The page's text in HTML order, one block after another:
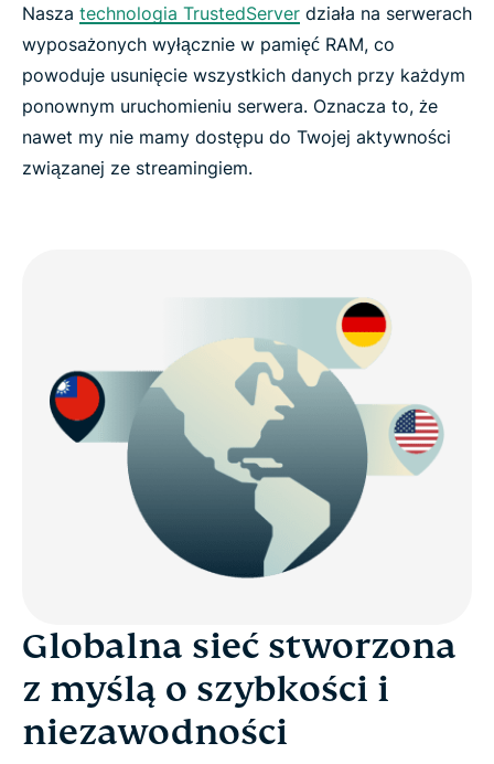
Nasza technologia TrustedServer działa na serwerach
wyposażonych wyłącznie w pamięć RAM, co
powoduje usunięcie wszystkich danych przy każdym
ponownym uruchomieniu serwera. Oznacza to, że
nawet my nie mamy dostępu do Twojej aktywności
związanej ze streamingiem.
Globalna sieć stworzona
z myślą o szybkości i
niezawodności